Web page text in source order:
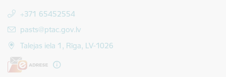
+371 65452554
E-pasts:
pasts@ptac.gov.lv
Talejas iela 1, Rīga, LV-1026